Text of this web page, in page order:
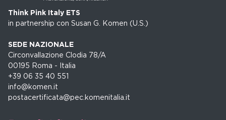
Think Pink Italy ETS
in partnership con Susan G. Komen (U.S.)
SEDE NAZIONALE
Circonvallazione Clodia 78/A
00195 Roma - Italia
+39 06 35 40 551
info@komen.it
postacertificata@pec.komenitalia.it